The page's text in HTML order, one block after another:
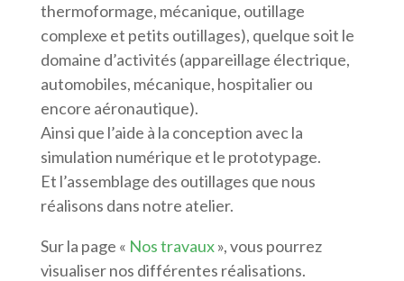
thermoformage, mécanique, outillage
complexe et petits outillages), quelque soit le
domaine d’activités (appareillage électrique,
automobiles, mécanique, hospitalier ou
encore aéronautique).
Ainsi que l’aide à la conception avec la
simulation numérique et le prototypage.
Et l’assemblage des outillages que nous
réalisons dans notre atelier.
Sur la page « Nos travaux», vous pourrez
visualiser nos différentes réalisations.